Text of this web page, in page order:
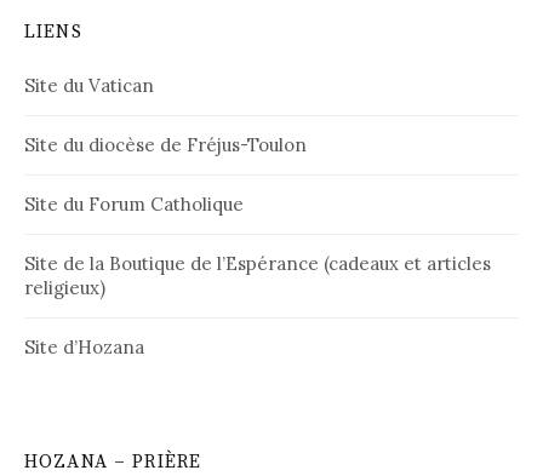
LIENS
Site du Vatican
Site du diocèse de Fréjus-Toulon
Site du Forum Catholique
Site de la Boutique de l’Espérance (cadeaux et articles
religieux)
Site d’Hozana
HOZANA – PRIÈRE